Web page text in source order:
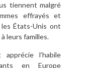
tiennent malgré
effrayés et
États-Unis ont
leurs familles.
l’habile
en Europe